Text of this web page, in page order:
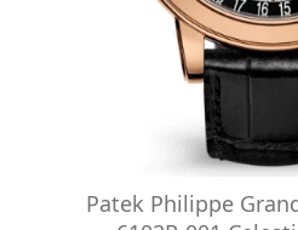
Patek Philippe